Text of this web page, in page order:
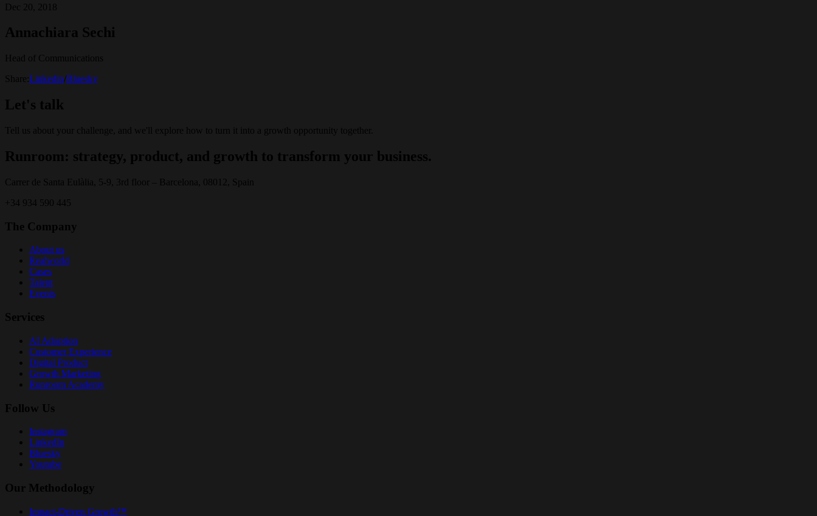
Dec 20, 2018
Annachiara Sechi
Head of Communications
Share: Linkedin Bluesky
Let's talk
Tell us about your challenge, and we'll explore how to turn it into a growth opportunity together.
Runroom: strategy, product, and growth to transform your business.
Carrer de Santa Eulàlia, 5-9, 3rd floor – Barcelona, 08012, Spain
+34 934 590 445
The Company
About us
Realworld
Cases
Talent
Events
Services
AI Adoption
Customer Experience
Digital Product
Growth Marketing
Runroom Academy
Follow Us
Instagram
LinkedIn
Bluesky
Youtube
Our Methodology
Impact-Driven Growth™